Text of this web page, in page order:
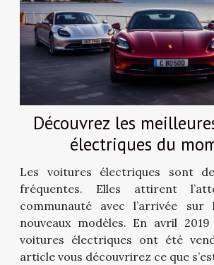
Découvrez les
électriques du
Les voitures électriques sont
fréquentes. Elles attirent
communauté avec l’arrivée
nouveaux modèles. En avril
voitures électriques ont été
article vous découvrirez ce que